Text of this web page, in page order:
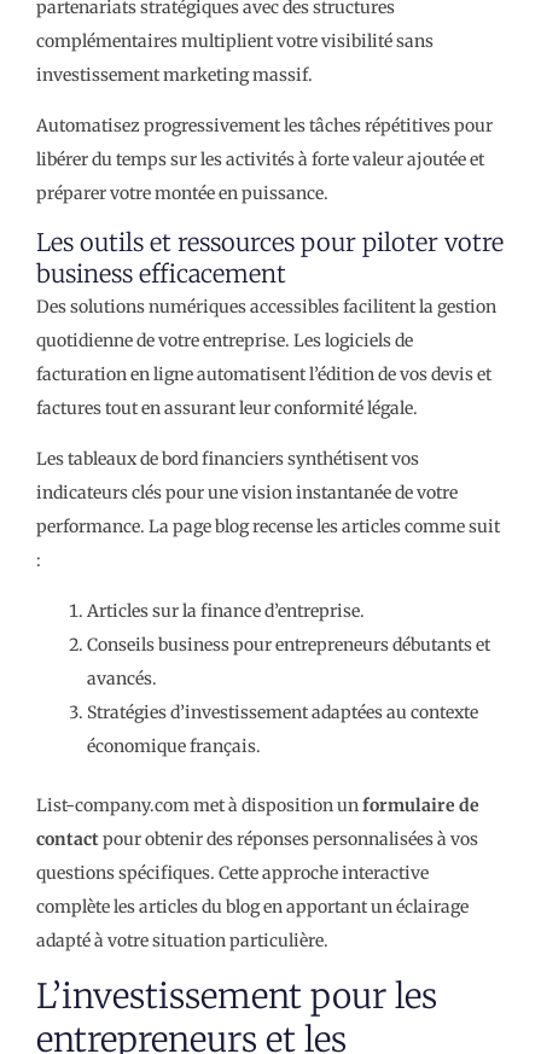
partenariats stratégiques avec des structures
complémentaires multiplient votre visibilité sans
investissement marketing massif.
Automatisez progressivement les tâches répétitives pour
libérer du temps sur les activités à forte valeur ajoutée et
préparer votre montée en puissance.
Les outils et ressources pour piloter votre
business efficacement
Des solutions numériques accessibles facilitent la gestion
quotidienne de votre entreprise. Les logiciels de
facturation en ligne automatisent l’édition de vos devis et
factures tout en assurant leur conformité légale.
Les tableaux de bord financiers synthétisent vos
indicateurs clés pour une vision instantanée de votre
performance. La page blog recense les articles comme suit
:
Articles sur la finance d’entreprise.
Conseils business pour entrepreneurs débutants et
avancés.
Stratégies d’investissement adaptées au contexte
économique français.
List-company.com met à disposition unformulaire de
contactpour obtenir des réponses personnalisées à vos
questions spécifiques. Cette approche interactive
complète les articles du blog en apportant un éclairage
adapté à votre situation particulière.
L’investissement pour les
entrepreneurs et les